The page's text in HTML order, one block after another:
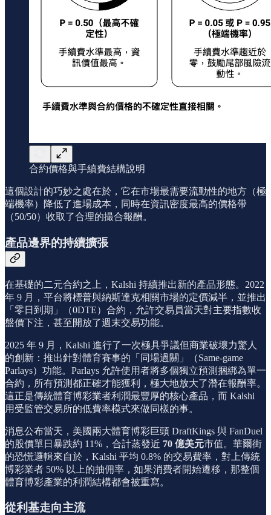
合約價格與手續費結構說明
這個設計的巧妙之處在於，它在市場最需要流動性的地方（極
端機率）降低了進場成本，同時在資訊密度最高的價格帶
（50/50）收取了合理的撮合報酬。
產品邊界的持續擴張
在基礎的二元合約之上，Kalshi 持續推出新的產品形態。2022
年 9 月，平台將標普與納斯達克相關市場的定價減半，並推出
「零日到期」（0DTE）合約，允許交易員當天對主要指數收
盤價下注，甚至開放了週末交易功能。
2025 年 9 月，Kalshi 進行了一次極具爭議但商業破壞力驚人
的創新：推出針對體育賽事的「同場過關」（Same-game
Parlays）功能。Parlays 允許使用者將多個獨立預測捆綁為單一
合約，所有預測都正確才能獲利，極大地放大了潛在報酬率。
這正是傳統體育博彩業者利潤最豐厚的核心產品，而 Kalshi
用受監管交易所的低費率模式來做同樣的事。
消息公布當天，美國兩大體育博彩巨頭 DraftKings 與 FanDuel
的股價單日暴跌約 11%，合計蒸發近 70 億美元市值。華爾街
的恐慌邏輯來自於，Kalshi 平均 0.8% 的交易費率，對上傳統
博彩業者 50% 以上的抽佣率，如果消費者開始遷移，那整個
體育博彩產業的利潤結構都會被重寫。
從利基走向主流